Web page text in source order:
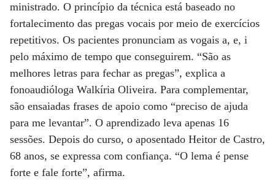
ministrado. O princípio da técnica está baseado no
fortalecimento das pregas vocais por meio de exercícios
repetitivos. Os pacientes pronunciam as vogais a, e, i
pelo máximo de tempo que conseguirem. “São as
melhores letras para fechar as pregas”, explica a
fonoaudióloga Walkíria Oliveira. Para complementar,
são ensaiadas frases de apoio como “preciso de ajuda
para me levantar”. O aprendizado leva apenas 16
sessões. Depois do curso, o aposentado Heitor de Castro,
68 anos, se expressa com confiança. “O lema é pense
forte e fale forte”, afirma.